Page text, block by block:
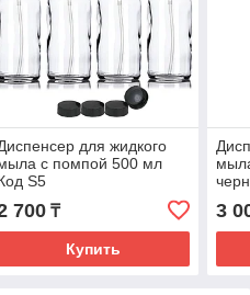
для жидкого
с помпой 500 мл
S5
700₸
Купить
3